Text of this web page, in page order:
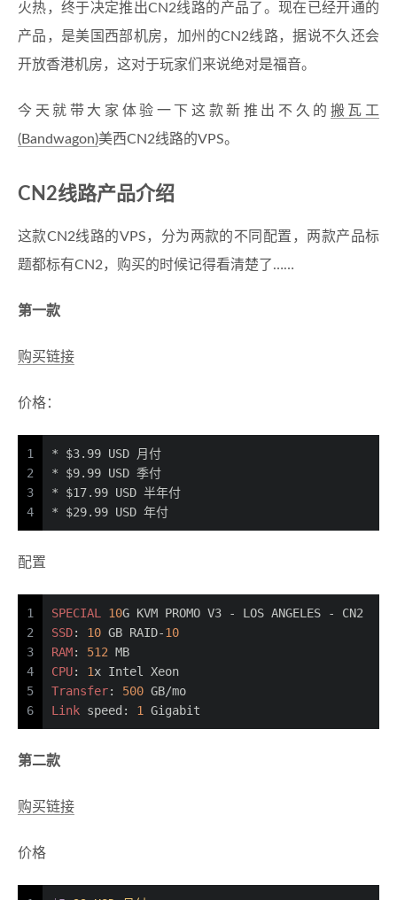
火热，终于决定推出CN2线路的产品了。现在已经开通的
产品，是美国西部机房，加州的CN2线路，据说不久还会
开放香港机房，这对于玩家们来说绝对是福音。
今天就带大家体验一下这款新推出不久的 搬瓦工
(Bandwagon)美西CN2线路的VPS。
CN2线路产品介绍
这款CN2线路的VPS，分为两款的不同配置，两款产品标
题都标有CN2，购买的时候记得看清楚了……
第一款
购买链接
价格：
1
2
3
4
* $3.99 USD 月付
* $9.99 USD 季付
* $17.99 USD 半年付
* $29.99 USD 年付
配置
1
2
3
4
5
6
SPECIAL 10G KVM PROMO V3 - LOS ANGELES - CN2
SSD: 10 GB RAID-10
RAM: 512 MB
CPU: 1x Intel Xeon
Transfer: 500 GB/mo
Link speed: 1 Gigabit
第二款
购买链接
价格